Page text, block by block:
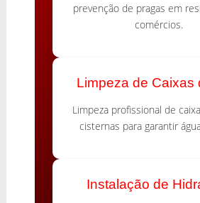
prevenção de pragas em
comércios.
Limpeza de Caixas
Limpeza profissional de
cisternas para garantir
Instalação de